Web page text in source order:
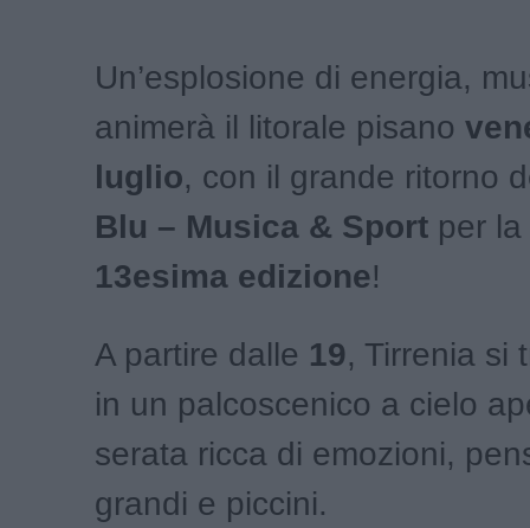
Un’esplosione di energia,
animerà il litorale pisano
luglio, con il grande ritorno
Blu – Musica & Sport per
13esima edizione!
A partire dalle 19, Tirrenia si
in un palcoscenico a cielo
serata ricca di emozioni,
grandi e piccini.